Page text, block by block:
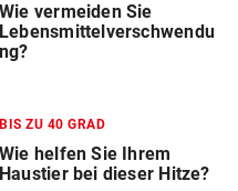
Wie vermeiden Sie
Lebensmittelverschwendu
ng?
BIS ZU 40 GRAD
Wie helfen Sie Ihrem
Haustier bei dieser Hitze?